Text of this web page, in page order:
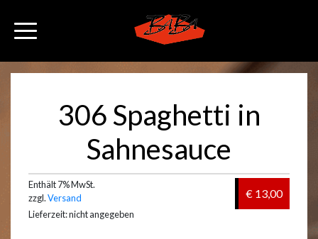
306 Spaghetti in
Sahnesauce
€ 13,00
Enthält 7% MwSt.
zzgl.Versand
Lieferzeit: nicht angegeben